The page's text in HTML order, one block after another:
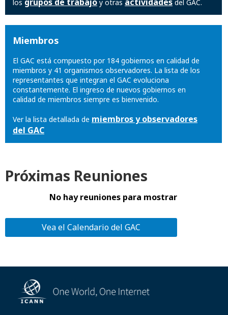
los
y otras del GAC.
Miembros
El GAC está compuesto por 184 gobiernos en calidad de
miembros y 41 organismos observadores. La lista de los
representantes que integran el GAC evoluciona
constantemente. El ingreso de nuevos gobiernos en
calidad de miembros siempre es bienvenido.
Ver la lista detallada de miembros y observadores
del GAC
Próximas Reuniones
No hay reuniones para mostrar
Vea el Calendario del GAC